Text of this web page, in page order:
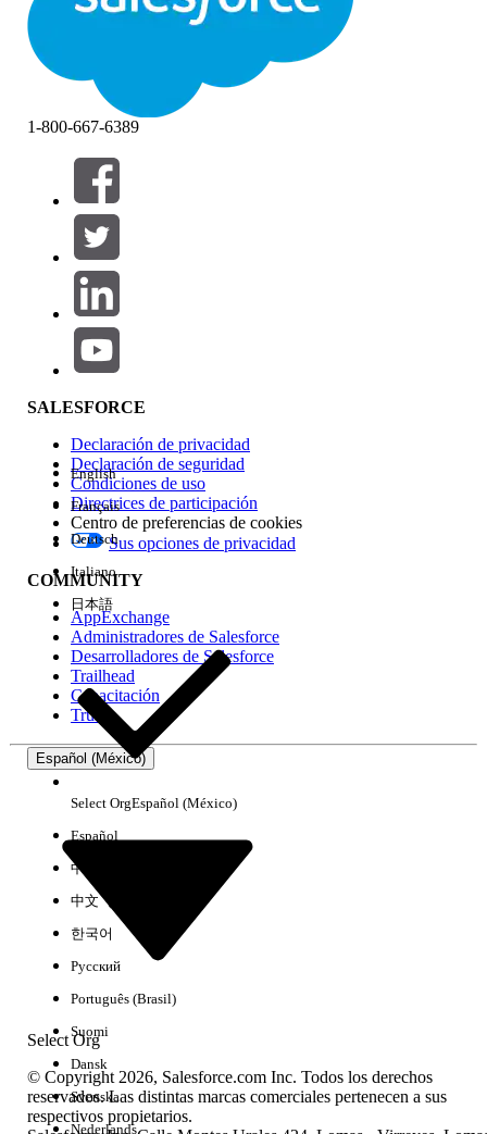
Filtros (0)
SELECCIONAR FILTROS
Área de productos
Repercusión de función
Edición
Experiencia
No hay resultados
1-800-667-6389
SALESFORCE
Declaración de privacidad
Declaración de seguridad
Condiciones de uso
Directrices de participación
Centro de preferencias de cookies
Sus opciones de privacidad
COMMUNITY
AppExchange
Administradores de Salesforce
Desarrolladores de Salesforce
Trailhead
Capacitación
Trust
Español (México)
Select Org
English
Français
Deutsch
Italiano
日本語
Select OrgEspañol (México)
Español
中文（简体）
中文（繁體）
한국어
Русский
Português (Brasil)
Suomi
Dansk
Svenska
Nederlands
© Copyright 2026, Salesforce.com Inc. Todos los derechos
reservados. Las distintas marcas comerciales pertenecen a sus
respectivos propietarios.